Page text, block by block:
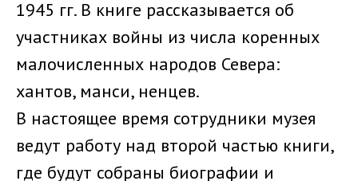
1945 гг. В книге рассказывается об
участниках войны из числа коренных
малочисленных народов Севера:
хантов, манси, ненцев.
В настоящее время сотрудники музея
ведут работу над второй частью книги,
где будут собраны биографии и